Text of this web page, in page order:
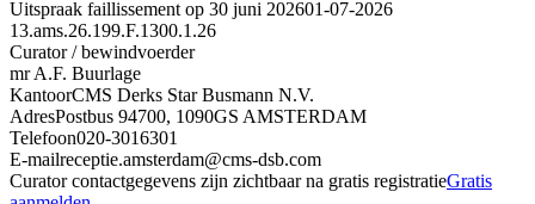
Uitspraak faillissement op 30 juni 202601-07-2026
13.ams.26.199.F.1300.1.26
Curator / bewindvoerder
mr A.F. Buurlage
KantoorCMS Derks Star Busmann N.V.
AdresPostbus 94700, 1090GS AMSTERDAM
Telefoon020-3016301
E-mailreceptie.amsterdam@cms-dsb.com
Curator contactgegevens zijn zichtbaar na gratis registratieGratis